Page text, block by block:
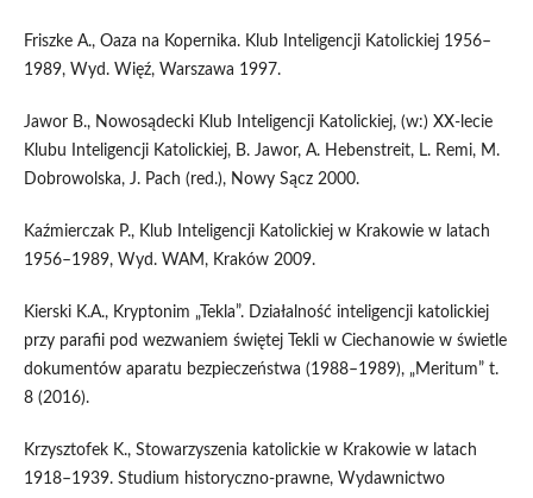
Friszke A., Oaza na Kopernika. Klub Inteligencji Katolickiej 1956–
1989, Wyd. Więź, Warszawa 1997.
Jawor B., Nowosądecki Klub Inteligencji Katolickiej, (w:) XX-lecie
Klubu Inteligencji Katolickiej, B. Jawor, A. Hebenstreit, L. Remi, M.
Dobrowolska, J. Pach (red.), Nowy Sącz 2000.
Kaźmierczak P., Klub Inteligencji Katolickiej w Krakowie w latach
1956–1989, Wyd. WAM, Kraków 2009.
Kierski K.A., Kryptonim „Tekla”. Działalność inteligencji katolickiej
przy parafii pod wezwaniem świętej Tekli w Ciechanowie w świetle
dokumentów aparatu bezpieczeństwa (1988–1989), „Meritum” t.
8 (2016).
Krzysztofek K., Stowarzyszenia katolickie w Krakowie w latach
1918–1939. Studium historyczno-prawne, Wydawnictwo